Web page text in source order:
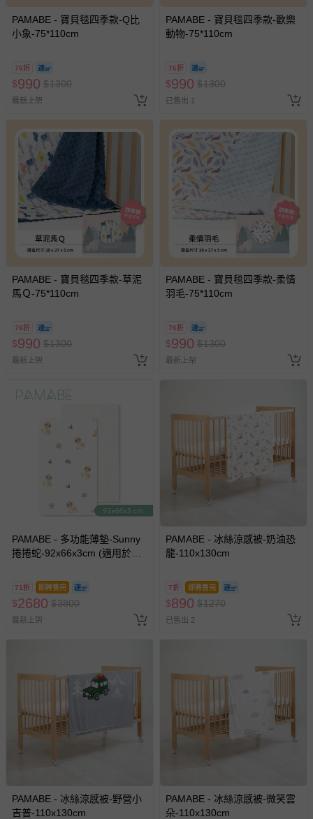
PAMABE - 寶貝毯四季款-Q比
小象-75*110cm
76折
$990 $1300
最新上架
PAMABE - 寶貝毯四季款-歡樂
動物-75*110cm
76折
$990 $1300
已售出 1
PAMABE - 寶貝毯四季款-草泥
馬Ｑ-75*110cm
76折
$990 $1300
最新上架
PAMABE - 寶貝毯四季款-柔情
羽毛-75*110cm
76折
$990 $1300
最新上架
PAMABE - 多功能薄墊-Sunny
捲捲蛇-92x66x3cm (適用於
71折 即將售完
$2680 $3800
最新上架
PAMABE - 冰絲涼感被-奶油恐
龍-110x130cm
7折 即將售完
$890 $1270
已售出 2
PAMABE - 冰絲涼感被-野營小
吉普-110x130cm
PAMABE - 冰絲涼感被-微笑雲
朵-110x130cm